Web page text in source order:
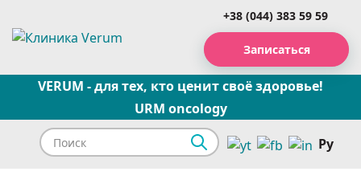
+38 (044) 383 59 59
Записаться
VERUM - для тех, кто ценит своё здоровье!
URM oncology
Ру